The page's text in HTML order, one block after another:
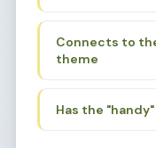
Connects to
theme
Has the